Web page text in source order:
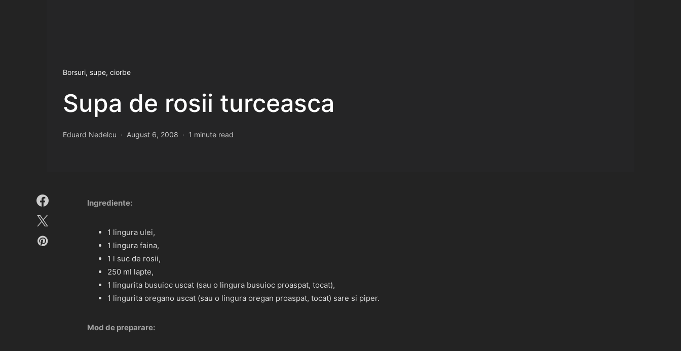
Borsuri, supe, ciorbe
Supa de rosii turceasca
Eduard Nedelcu August 6, 2008 1 minute read
Ingrediente:
1 lingura ulei,
1 lingura faina,
1 l suc de rosii,
250 ml lapte,
1 lingurita busuioc uscat (sau o lingura busuioc proaspat, tocat),
1 lingurita oregano uscat (sau o lingura oregan proaspat, tocat) sare si piper.
Mod de preparare: